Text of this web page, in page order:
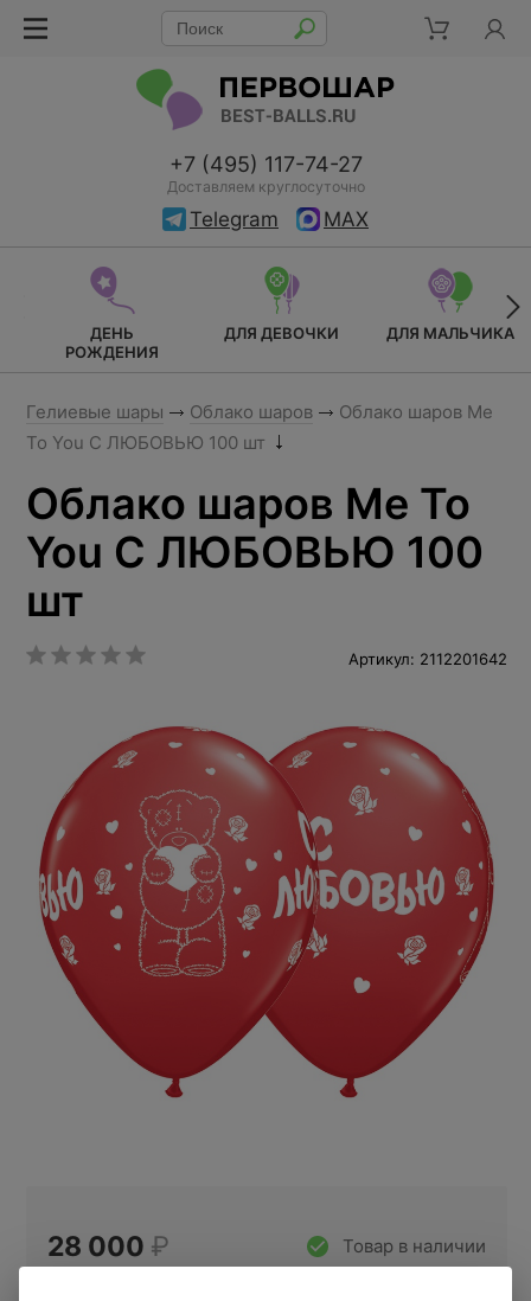
+7 (495) 117-74-27
Доставляем круглосуточно
Telegram MAX
ДЕНЬ
РОЖДЕНИЯ
ДЛЯ ДЕВОЧКИ ДЛЯ МАЛЬЧИКА
Гелиевые шары Облако шаров
Облако шаров Me
To You С ЛЮБОВЬЮ 100 шт
Облако шаров Me To
You С ЛЮБОВЬЮ 100
шт
Артикул: 2112201642
Товар в наличии
28 000 ₽